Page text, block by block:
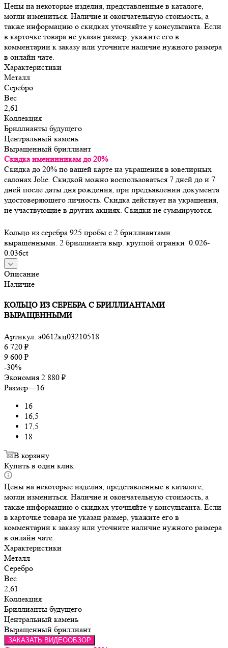
Цены на некоторые изделия, представленные в каталоге,
могли измениться. Наличие и окончательную стоимость, а
также информацию о скидках уточняйте у консультанта. Если
в карточке товара не указан размер, укажите его в
комментарии к заказу или уточните наличие нужного размера
в онлайн чате.
Характеристики
Металл
Серебро
Вес
2,61
Коллекция
Бриллианты будущего
Центральный камень
Выращенный бриллиант
Скидка именинникам до 20%
Скидка до 20% по вашей карте на украшения в ювелирных
салонах Jolie. Скидкой можно воспользоваться 7 дней до и 7
дней после даты дня рождения, при предъявлении документа
удостоверяющего личность. Скидка действует на украшения,
не участвующие в других акциях. Скидки не суммируются.
Кольцо из серебра 925 пробы с 2 бриллиантами
выращенными. 2 бриллианта выр. круглой огранки 0.026-
0.036ct
Описание
Наличие
КОЛЬЦО ИЗ СЕРЕБРА С БРИЛЛИАНТАМИ
ВЫРАЩЕННЫМИ
Артикул: э0612кц03210518
6 720 ₽
9 600 ₽
-30%
Экономия 2 880 ₽
Размер—16
16
16,5
17,5
18
В корзину
Купить в один клик
Цены на некоторые изделия, представленные в каталоге,
могли измениться. Наличие и окончательную стоимость, а
также информацию о скидках уточняйте у консультанта. Если
в карточке товара не указан размер, укажите его в
комментарии к заказу или уточните наличие нужного размера
в онлайн чате.
Характеристики
Металл
Серебро
Вес
2,61
Коллекция
Бриллианты будущего
Центральный камень
Выращенный бриллиант
ЗАКАЗАТЬ ВИДЕООБЗОР